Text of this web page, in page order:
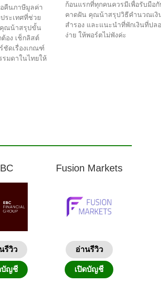
คืนภาษีมูลค่า
ระเทศที่ช่วย
คุณน้าสรุปขั้น
อง เช็กลิสต์
ชัดเรื่องเกณฑ์
รมดาในไทยให้
ก้อนแรกที่ทุกคนควรมีเพื่อรับมือกั
คาดฝัน คุณน้าสรุปวิธีคำนวณเงิ
สำรอง และแนะนำที่พักเงินที่ปล
ง่าย ให้พอร์ตไม่พังค่ะ
รีวิว
บัญชี
Fusion Markets
อ่านรีวิว
เปิดบัญชี